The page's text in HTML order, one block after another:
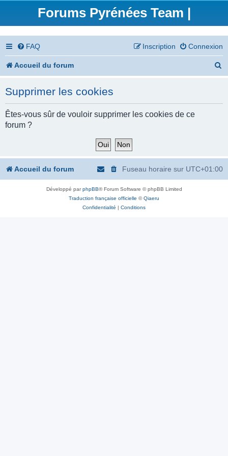
Forums Pyrénées Team |
FAQ Connexion
Inscription
Accueil du forum
c
Supprimer les cookies
Êtes-vous sûr de vouloir supprimer les cookies de ce
forum ?
Accueil du forum Fuseau horaire sur UTC+01:00
Développé parphpBB® Forum Software © phpBB Limited
Traduction française officielle ©Qiaeru
Confidentialité | Conditions